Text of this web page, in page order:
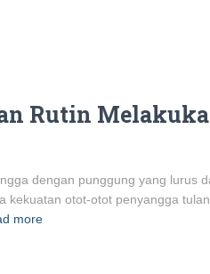
Rutin
dengan punggung yang lurus
kekuatan otot-otot penyangga
more